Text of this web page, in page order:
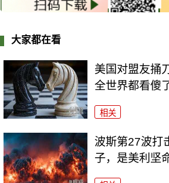
大家都在看
美国对盟友捅
全世界都看傻
相关
波斯第27波打
子，是美利坚